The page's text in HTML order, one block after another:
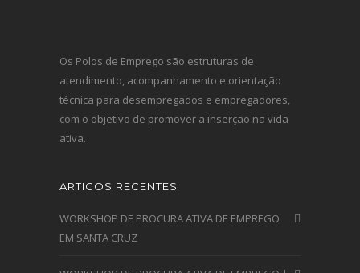
Os Polos de Emprego são estruturas de
atendimento, acompanhamento e orientação
técnica para desempregados e empregadores,
com o objetivo de promover a inserção na vida
ativa.
ARTIGOS RECENTES
WORKSHOP DE PROCURA ATIVA DE EMPREGO
EM SANTA CRUZ